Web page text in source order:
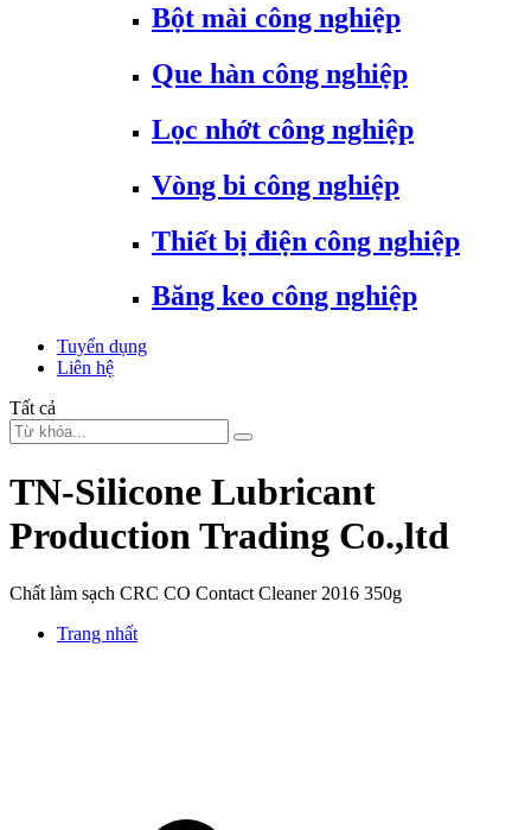
Bột mài công nghiệp
Que hàn công nghiệp
Lọc nhớt công nghiệp
Vòng bi công nghiệp
Thiết bị điện công nghiệp
Băng keo công nghiệp
Tuyển dụng
Liên hệ
Tất cả
TN-Silicone Lubricant
Production Trading Co.,ltd
Chất làm sạch CRC CO Contact Cleaner 2016 350g
Trang nhất